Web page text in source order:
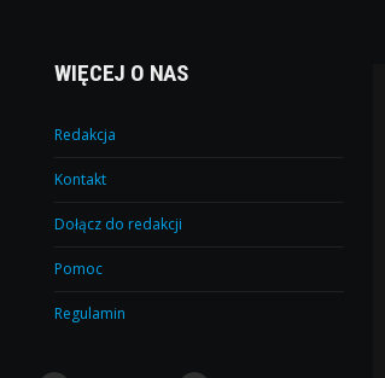
WIĘCEJ O NAS
Redakcja
Kontakt
Dołącz do redakcji
Pomoc
Regulamin